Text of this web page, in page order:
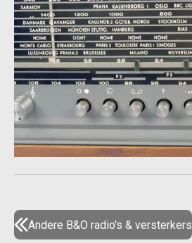
Andere B&O radio's & versterkers